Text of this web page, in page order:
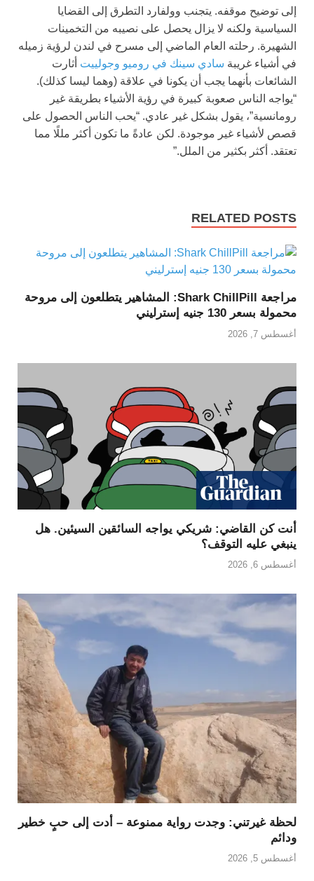
إلى توضيح موقفه. يتجنب وولفارد التطرق إلى القضايا
السياسية ولكنه لا يزال يحصل على نصيبه من التخمينات
الشهيرة. رحلته العام الماضي إلى مسرح في لندن لرؤية زميله
في أشياء غريبة سادي سينك في روميو وجولييت أثارت
الشائعات بأنهما يجب أن يكونا في علاقة (وهما ليسا كذلك).
“يواجه الناس صعوبة كبيرة في رؤية الأشياء بطريقة غير
رومانسية”، يقول بشكل غير عادي. “يحب الناس الحصول على
قصص لأشياء غير موجودة. لكن عادةً ما تكون أكثر مللًا مما
تعتقد. أكثر بكثير من الملل.”
RELATED POSTS
مراجعة Shark ChillPill: المشاهير يتطلعون إلى مروحة
محمولة بسعر 130 جنيه إسترليني
أغسطس 7, 2026
أنت كن القاضي: شريكي يواجه السائقين السيئين. هل
ينبغي عليه التوقف؟
أغسطس 6, 2026
لحظة غيرتني: وجدت رواية ممنوعة – أدت إلى حبٍ خطير
ودائم
أغسطس 5, 2026